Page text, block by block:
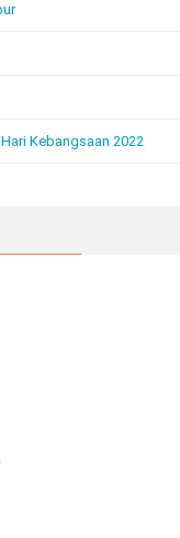
Kebangsaan 2022